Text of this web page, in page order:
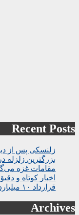
Recent Posts
زلنسکی پس از
بزرگترین زلزله
مقامات غزه می‌گویند چهار
اخبار کوتاه و
قرارداد ۱۰ میلیارد دالری برای تولید ۱۰ هزار میگاوات برق به امضا رسید
Archives